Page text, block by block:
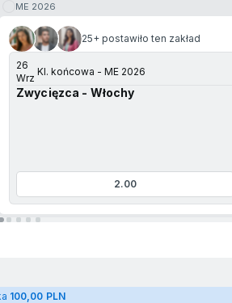
ME 2026
25+ postawiło ten zakład
26
Wrz
Kl. końcowa - ME 2026
Zwycięzca - Włochy
2.00
100,00 PLN